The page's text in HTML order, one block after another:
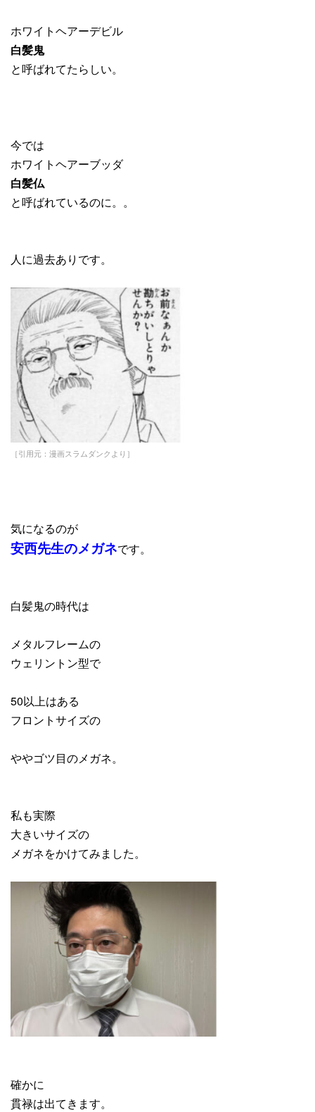
ホワイトヘアーデビル
白髪鬼
と呼ばれてたらしい。
今では
ホワイトヘアーブッダ
白髪仏
と呼ばれているのに。。
人に過去ありです。
［引用元：漫画スラムダンクより］
気になるのが
安西先生のメガネです。
白髪鬼の時代は
メタルフレームの
ウェリントン型で
50以上はある
フロントサイズの
ややゴツ目のメガネ。
私も実際
大きいサイズの
メガネをかけてみました。
確かに
貫禄は出てきます。